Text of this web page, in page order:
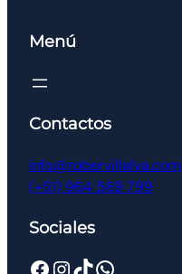
Menú
Contactos
info@robervillalva.com
(+51) 964 569 799
Sociales